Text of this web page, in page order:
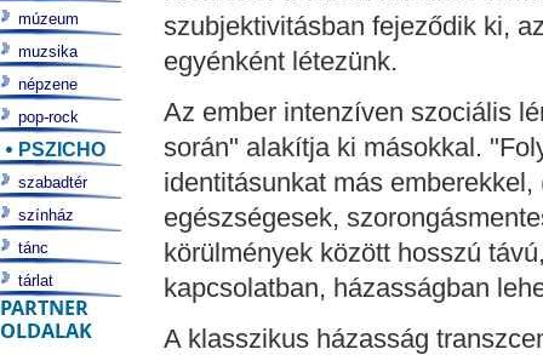
szubjektivitásban fejeződik ki,
egyénként létezünk.
Az ember intenzíven szociális
során" alakítja ki másokkal.
identitásunkat más
egészségesek,
körülmények között hosszú
kapcsolatban, házasságban
A klasszikus házasság
múzeum
muzsika
népzene
pop-rock
PSZICHO
szabadtér
színház
tánc
tárlat
PARTNER
OLDALAK